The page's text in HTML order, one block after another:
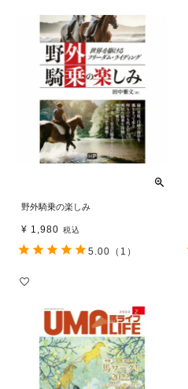
野外騎乗の楽しみ
¥ 1,980 税込
5.00 （1）